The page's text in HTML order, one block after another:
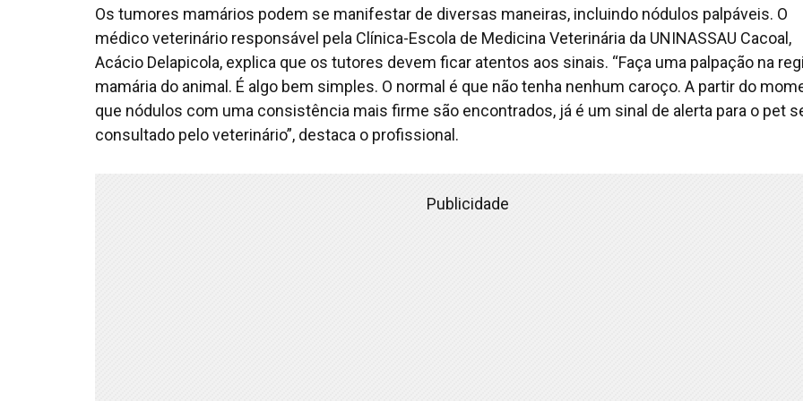
Os tumores mamários podem se manifestar de diversas maneiras, incluindo nódulos palpáveis. O
médico veterinário responsável pela Clínica-Escola de Medicina Veterinária da UNINASSAU Cacoal,
Acácio Delapicola, explica que os tutores devem ficar atentos aos sinais. “Faça uma palpação na
mamária do animal. É algo bem simples. O normal é que não tenha nenhum caroço. A partir do
que nódulos com uma consistência mais firme são encontrados, já é um sinal de alerta para o pet
consultado pelo veterinário”, destaca o profissional.
Publicidade